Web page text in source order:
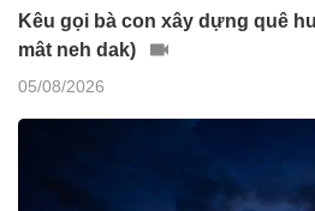
Kêu gọi bà con xây dựng quê
mât neh dak)
05/08/2026